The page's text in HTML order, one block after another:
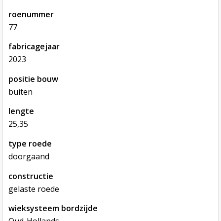
roenummer
77
fabricagejaar
2023
positie bouw
buiten
lengte
25,35
type roede
doorgaand
constructie
gelaste roede
wieksysteem bordzijde